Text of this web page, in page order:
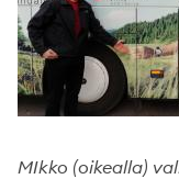
MIkko (oikealla)